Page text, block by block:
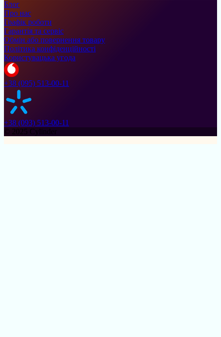
Блог
Про нас
Графік роботи
Гарантія та сервіс
Обмін або повернення товару
Політика конфіденційності
Користувацька угода
+38 (095) 513-00-11
+38 (093) 513-00-11
© 2025 Cylinder